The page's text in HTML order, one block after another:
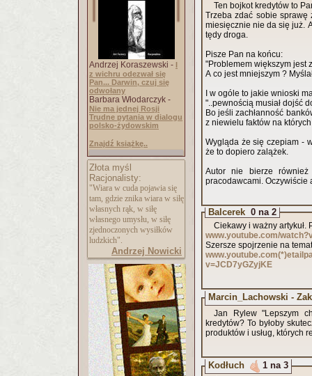
Andrzej Koraszewski - I
z wichru odezwał się
Pan... Darwin, czuj się
odwołany
Barbara Włodarczyk -
Nie ma jednej Rosji
Trudne pytania w dialogu
polsko-żydowskim
Znajdź książkę..
Złota myśl
Racjonalisty:
"Wiara w cuda pojawia się
tam, gdzie znika wiara w siłę
własnych rąk, w siłę
własnego umysłu, w siłę
zjednoczonych wysiłków
ludzkich".
Andrzej Nowicki
Ten bojkot kredytów to
Trzeba zdać sobie sprawę
miesięcznie nie da się już. Artykuł woła o konkrety
tędy droga.
Pisze Pan na końcu:
"Problemem większym jest
A co jest mniejszym ?
I w ogóle to jakie wnioski
"..pewnością musiał dojść
Bo jeśli zachłanność
z niewielu faktów na
Wygląda że się czepiam -
że to dopiero zalążek.
Autor nie bierze
pracodawcami. Oczywiście
Balcerek 0 na 2
Ciekawy i ważny artykuł.
www.youtube.com/
Szersze spojrzenie na
v=JCD7yGZyjKE
Marcin_Lachowski -
Jan Rylew "Lepszym
kredytów? To byłoby
produktów i usług, których
Kodłuch 1 na 3